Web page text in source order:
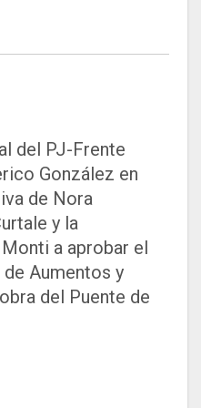
del PJ-Frente
González en
de Nora
y la
a aprobar el
Aumentos y
del Puente de